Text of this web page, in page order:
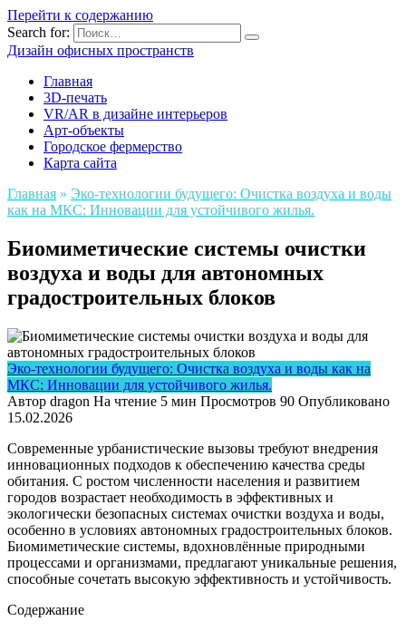
Перейти к содержанию
Search for:
Дизайн офисных пространств
Главная
3D-печать
VR/AR в дизайне интерьеров
Арт-объекты
Городское фермерство
Карта сайта
Главная » Эко-технологии будущего: Очистка воздуха и воды
как на МКС: Инновации для устойчивого жилья.
Биомиметические системы очистки
воздуха и воды для автономных
градостроительных блоков
Эко-технологии будущего: Очистка воздуха и воды как на
МКС: Инновации для устойчивого жилья.
Автор dragon На чтение 5 мин Просмотров 90 Опубликовано
15.02.2026
Современные урбанистические вызовы требуют внедрения
инновационных подходов к обеспечению качества среды
обитания. С ростом численности населения и развитием
городов возрастает необходимость в эффективных и
экологически безопасных системах очистки воздуха и воды,
особенно в условиях автономных градостроительных блоков.
Биомиметические системы, вдохновлённые природными
процессами и организмами, предлагают уникальные решения,
способные сочетать высокую эффективность и устойчивость.
Содержание